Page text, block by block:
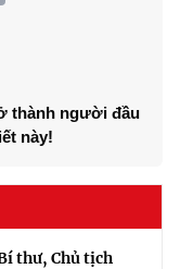
thành người đầu
này!
thư, Chủ tịch